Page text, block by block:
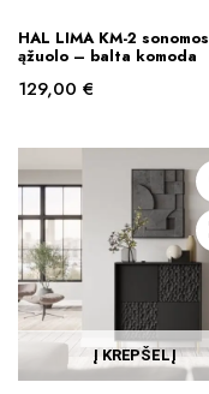
HAL LIMA KM-2 sonomos
ąžuolo – balta komoda
129,00 €
Į KREPŠELĮ